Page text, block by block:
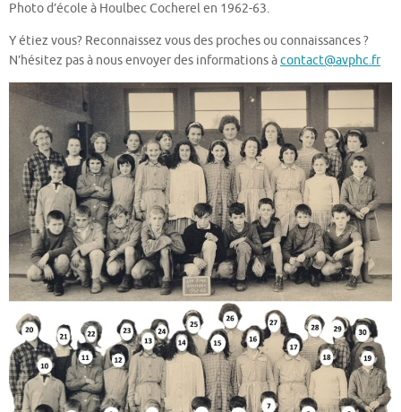
Photo d’école à Houlbec Cocherel en 1962-63.
Y étiez vous? Reconnaissez vous des proches ou connaissances ?
N’hésitez pas à nous envoyer des informations àcontact@avphc.fr